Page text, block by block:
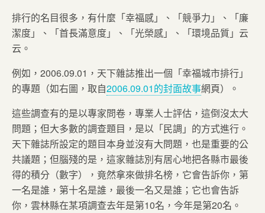
排行的名目很多，有什麼「幸福感」、「競爭力」、「廉
潔度」、「首長滿意度」、「光榮感」、「環境品質」云
云。
例如，2006.09.01，天下雜誌推出一個「幸福城市排行」
的專題（如右圖，取自2006.09.01的封面故事網頁）。
這些調查有的是以專家問卷，專業人士評估，這倒沒太大
問題；但大多數的調查題目，是以「民調」的方式進行。
天下雜誌所設定的題目本身並沒有大問題，也是重要的公
共議題；但腦殘的是，這家雜誌別有居心地把各縣市最後
得的積分（數字），竟然拿來做排名榜，它會告訴你，第
一名是誰，第十名是誰，最後一名又是誰；它也會告訴
你，雲林縣在某項調查去年是第10名，今年是第20名。